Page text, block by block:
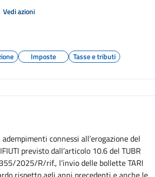
Vedi azioni
Imposte Tasse e tributi
connessi all’erogazione del
previsto dall’articolo 10.6 del TUBR
2025/R/rif., l’invio delle bollette TARI